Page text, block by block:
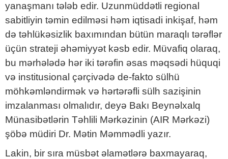
yanaşmanı tələb edir. Uzunmüddətli regional
sabitliyin təmin edilməsi həm iqtisadi inkişaf, həm
də təhlükəsizlik baxımından bütün maraqlı tərəflər
üçün strateji əhəmiyyət kəsb edir. Müvafiq olaraq,
bu mərhələdə hər iki tərəfin əsas məqsədi hüquqi
və institusional çərçivədə de-fakto sülhü
möhkəmləndirmək və hərtərəfli sülh sazişinin
imzalanması olmalıdır, deyə Bakı Beynəlxalq
Münasibətlərin Təhlili Mərkəzinin (AIR Mərkəzi)
şöbə müdiri Dr. Mətin Məmmədli yazır.
Lakin, bir sıra müsbət əlamətlərə baxmayaraq,